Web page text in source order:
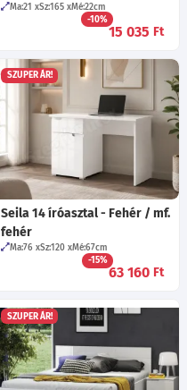
Ma:21 Sz:165 Mé:22cm
-10%
15 035 Ft
SZUPER ÁR!
Seila 14 íróasztal - Fehér / mf.
fehér
Ma:76 Sz:120 Mé:67cm
-15%
63 160 Ft
SZUPER ÁR!